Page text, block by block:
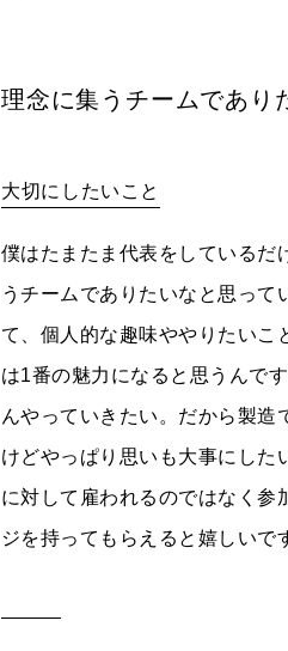
理念に集うチームであり
大切にしたいこと
僕はたまたま代表をしているだ
うチームでありたいなと思っ
て、個人的な趣味ややりたいこ
は1番の魅力になると思うんで
んやっていきたい。だから製
けどやっぱり思いも大事にした
に対して雇われるのではなく参
ジを持ってもらえると嬉しいで